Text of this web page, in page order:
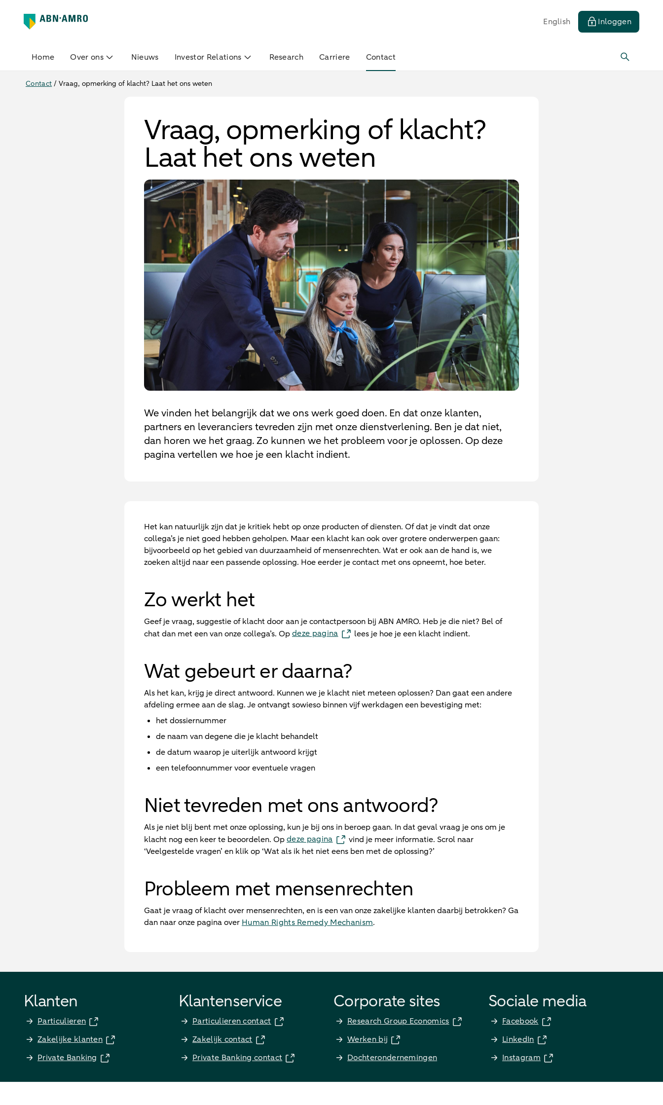
English Inloggen
Home Over ons Nieuws Investor Relations Research Carriere Contact
Contact /Vraag, opmerking of klacht? Laat het ons weten
Vraag, opmerking of klacht?
Laat het ons weten
We vinden het belangrijk dat we ons werk goed doen. En dat onze klanten,
partners en leveranciers tevreden zijn met onze dienstverlening. Ben je dat niet,
dan horen we het graag. Zo kunnen we het probleem voor je oplossen. Op deze
pagina vertellen we hoe je een klacht indient.
Het kan natuurlijk zijn dat je kritiek hebt op onze producten of diensten. Of dat je vindt dat onze
collega’s je niet goed hebben geholpen. Maar een klacht kan ook over grotere onderwerpen gaan:
bijvoorbeeld op het gebied van duurzaamheid of mensenrechten. Wat er ook aan de hand is, we
zoeken altijd naar een passende oplossing. Hoe eerder je contact met ons opneemt, hoe beter.
Zo werkt het
Geef je vraag, suggestie of klacht door aan je contactpersoon bij ABN AMRO. Heb je die niet? Bel of
chat dan met een van onze collega’s. Opdeze pagina lees je hoe je een klacht indient.
Wat gebeurt er daarna?
Als het kan, krijg je direct antwoord. Kunnen we je klacht niet meteen oplossen? Dan gaat een andere
afdeling ermee aan de slag. Je ontvangt sowieso binnen vijf werkdagen een bevestiging met:
het dossiernummer
de naam van degene die je klacht behandelt
de datum waarop je uiterlijk antwoord krijgt
een telefoonnummer voor eventuele vragen
Niet tevreden met ons antwoord?
Als je niet blij bent met onze oplossing, kun je bij ons in beroep gaan. In dat geval vraag je ons om je
klacht nog een keer te beoordelen. Opdeze pagina
vind je meer informatie. Scrol naar
‘Veelgestelde vragen’ en klik op ‘Wat als ik het niet eens ben met de oplossing?’
Probleem met mensenrechten
Gaat je vraag of klacht over mensenrechten, en is een van onze zakelijke klanten daarbij betrokken? Ga
dan naar onze pagina over Human Rights Remedy Mechanism.
Klanten
Particulieren
Zakelijke klanten
Private Banking
Klantenservice
Particulieren contact
Zakelijk contact
Private Banking contact
Corporate sites
Research Group Economics
Werken bij
Dochterondernemingen
Sociale media
Facebook
LinkedIn
Instagram